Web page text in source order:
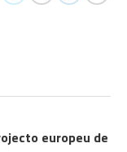
europeu de